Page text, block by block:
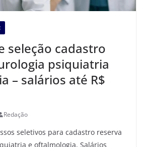
seleção cadastro
psiquiatria
– salários até R$
Redação
seletivos para cadastro reserva
e oftalmologia. Salários